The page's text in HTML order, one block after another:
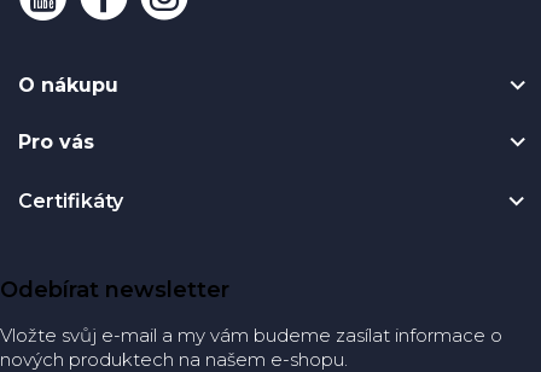
O nákupu
Pro vás
Certifikáty
Odebírat newsletter
Vložte svůj e-mail a my vám budeme zasílat informace o
nových produktech na našem e-shopu.